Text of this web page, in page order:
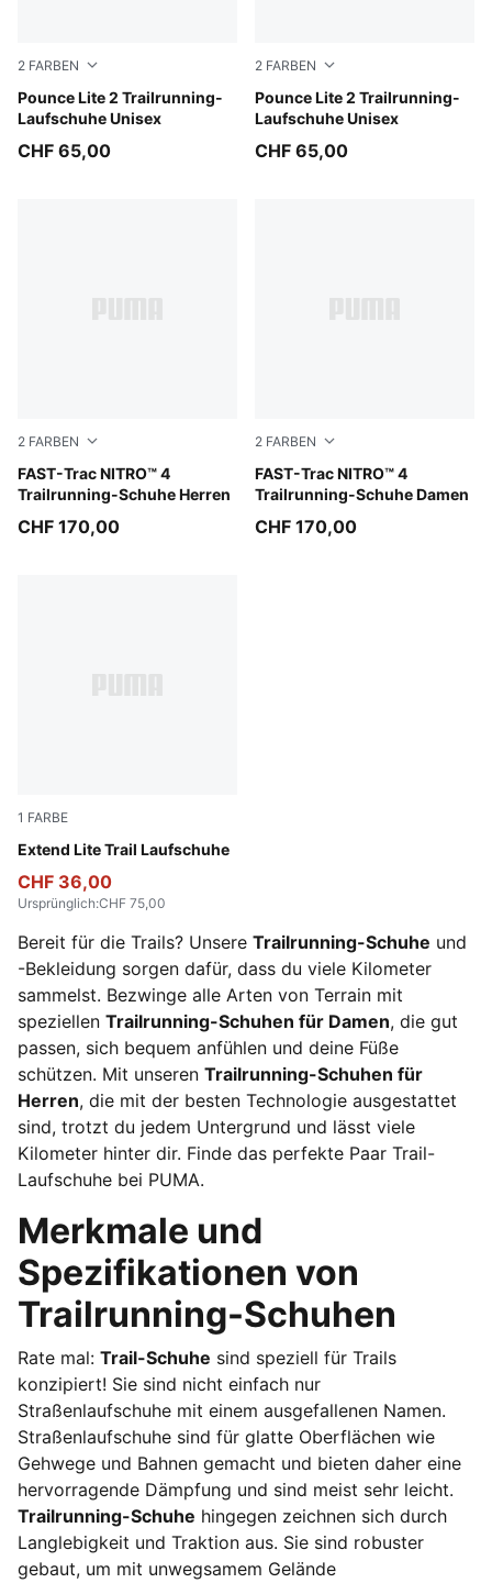
2 FARBEN
Pounce Lite 2 Trailrunning-
Laufschuhe Unisex
Moss Veil-Soft Grass-PUMA Black
CHF 65,00
2 FARBEN
Pounce Lite 2 Trailrunning-
Laufschuhe Unisex
PUMA Black-Cool Dark Gray
CHF 65,00
2 FARBEN
FAST-Trac NITRO™ 4
Trailrunning-Schuhe Herren
Apple Spritz-Lux Lime-Deep Plum
CHF 170,00
2 FARBEN
FAST-Trac NITRO™ 4
Trailrunning-Schuhe Damen
Apple Spritz-Lux Lime
CHF 170,00
1 FARBE
Extend Lite Trail Laufschuhe
Loden Green-PUMA Black-Lux Lime
CHF 36,00
Ursprünglich:CHF 75,00
Bereit für die Trails? Unsere Trailrunning-Schuhe und
-Bekleidung sorgen dafür, dass du viele Kilometer
sammelst. Bezwinge alle Arten von Terrain mit
speziellen Trailrunning-Schuhen für Damen, die gut
passen, sich bequem anfühlen und deine Füße
schützen. Mit unseren Trailrunning-Schuhen für
Herren, die mit der besten Technologie ausgestattet
sind, trotzt du jedem Untergrund und lässt viele
Kilometer hinter dir. Finde das perfekte Paar Trail-
Laufschuhe bei PUMA.
Merkmale und
Spezifikationen von
Trailrunning-Schuhen
Rate mal: Trail-Schuhe sind speziell für Trails
konzipiert! Sie sind nicht einfach nur
Straßenlaufschuhe mit einem ausgefallenen Namen.
Straßenlaufschuhe sind für glatte Oberflächen wie
Gehwege und Bahnen gemacht und bieten daher eine
hervorragende Dämpfung und sind meist sehr leicht.
Trailrunning-Schuhe hingegen zeichnen sich durch
Langlebigkeit und Traktion aus. Sie sind robuster
gebaut, um mit unwegsamem Gelände